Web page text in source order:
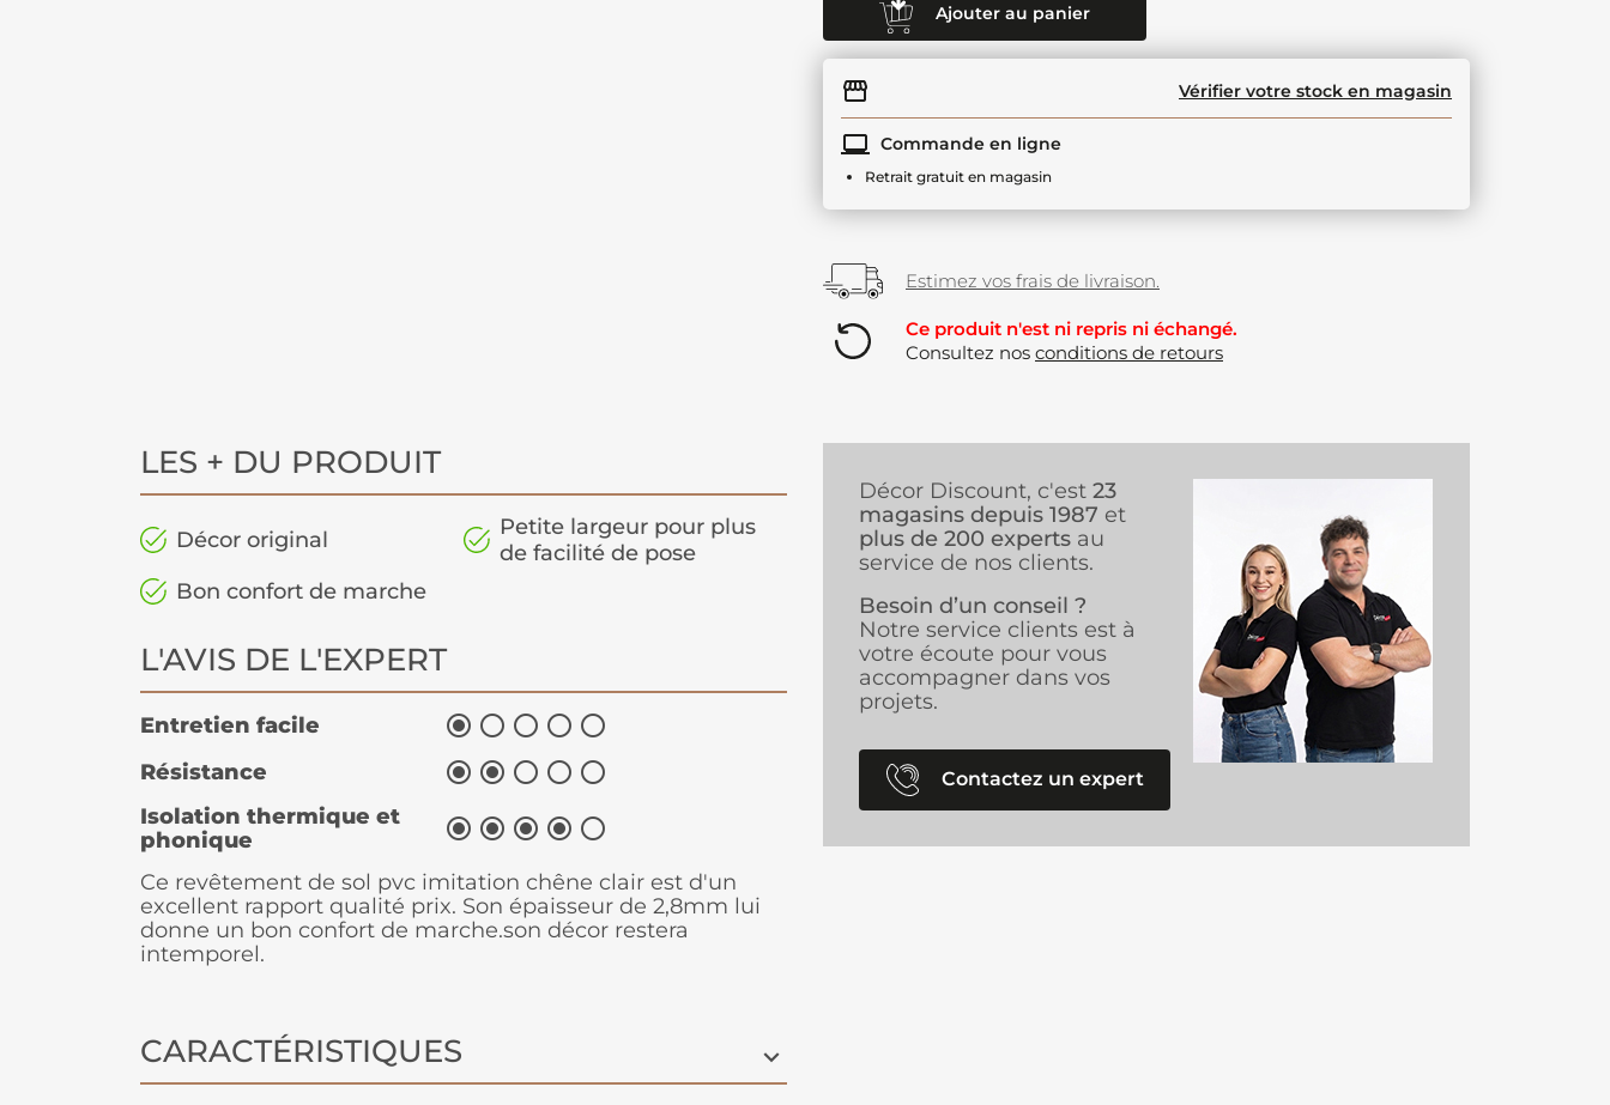
Ajouter au panier
Vérifier votre stock en magasin
Commande en ligne
Retrait gratuit en magasin
Estimez vos frais de livraison.
Ce produit n'est ni repris ni échangé.
Consultez nos conditions de retours
LES + DU PRODUIT
Décor original
Petite largeur pour plus
de facilité de pose
Bon confort de marche
L'AVIS DE L'EXPERT
Entretien facile     
Résistance     
Isolation thermique et
phonique
    
Ce revêtement de sol pvc imitation chêne clair est d'un
excellent rapport qualité prix. Son épaisseur de 2,8mm lui
donne un bon confort de marche.son décor restera
intemporel.
CARACTÉRISTIQUES
Décor Discount, c'est 23
magasins depuis 1987 et
plus de 200 experts au
service de nos clients.
Besoin d’un conseil ?
Notre service clients est à
votre écoute pour vous
accompagner dans vos
projets.
Contactez un expert